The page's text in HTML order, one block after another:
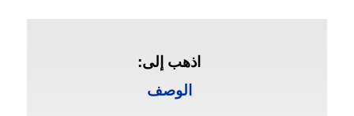
اذهب إلى:
الوصف